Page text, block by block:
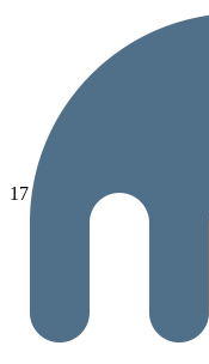
17